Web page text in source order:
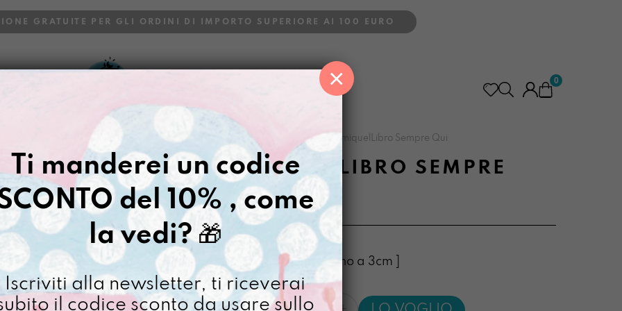
GRATUITE PER GLI ORDINI DI IMPORTO SUPERIORE AI 100 EURO
0
Gazpacho Porta libro> PortamiquelLibro Sempre Qui
PORTAMIQUELLIBRO SEMPRE
QUI
€38,00
[ Buste PortaLibro: 18 x 23 x fino a 3cm ]
PortamiquelLibro
Ti manderei un codice
del 10% , come
la vedi?🎁
Iscriviti alla newsletter, ti riceverai
il codice sconto da usare sullo
×